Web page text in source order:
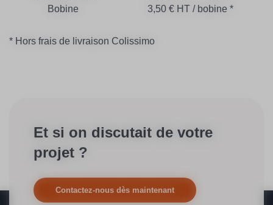
Bobine
3,50 € HT / bobine *
* Hors frais de livraison Colissimo
Et si on discutait de votre
projet ?
Contactez-nous dès maintenant